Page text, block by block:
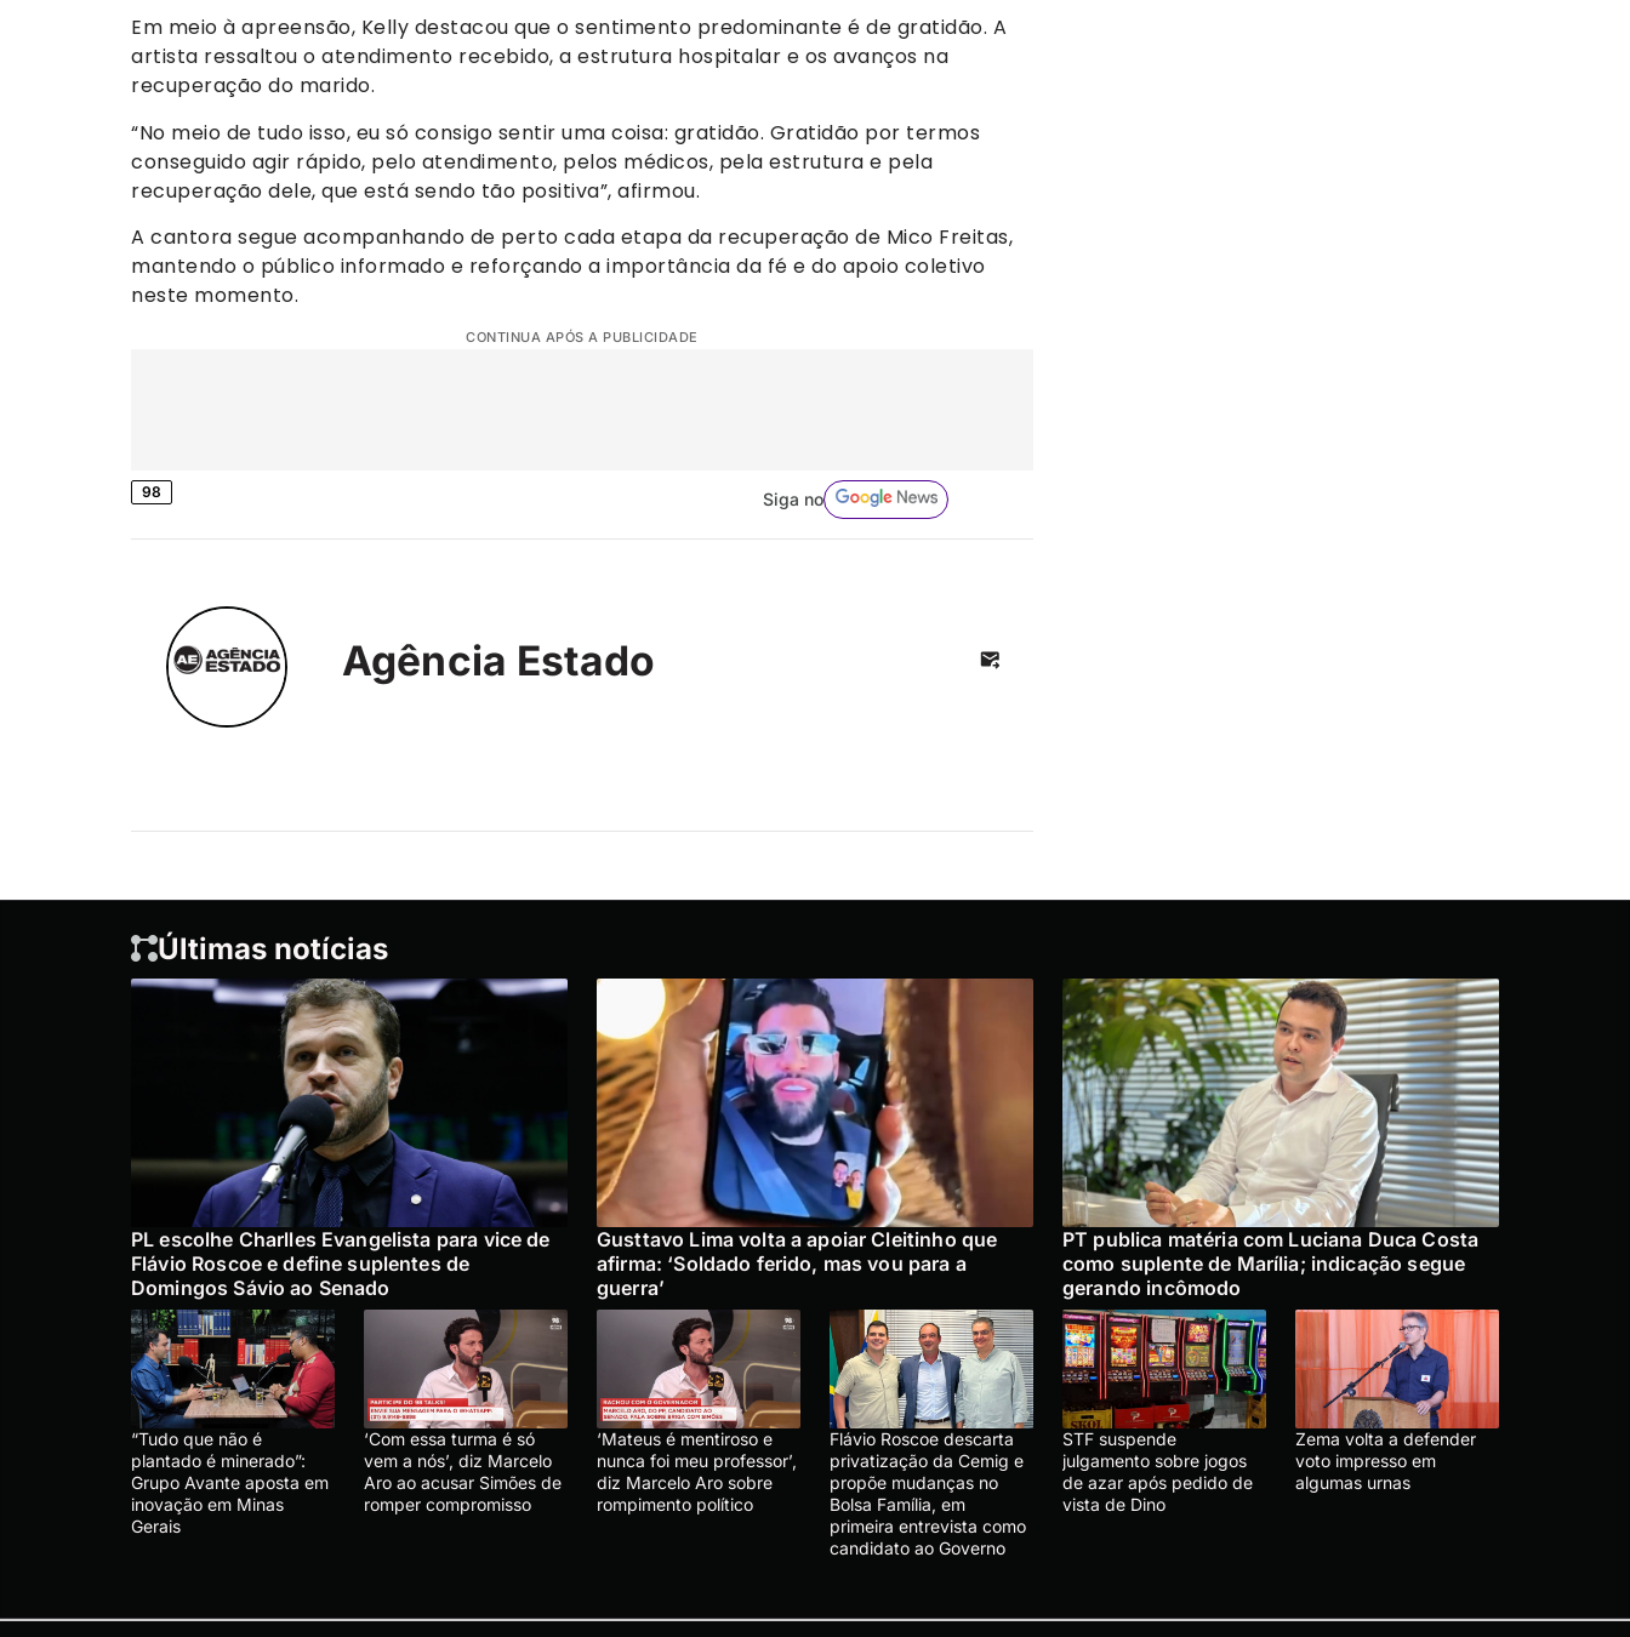
Em meio à apreensão, Kelly destacou que o sentimento predominante é de gratidão. A
artista ressaltou o atendimento recebido, a estrutura hospitalar e os avanços na
recuperação do marido.
“No meio de tudo isso, eu só consigo sentir uma coisa: gratidão. Gratidão por termos
conseguido agir rápido, pelo atendimento, pelos médicos, pela estrutura e pela
recuperação dele, que está sendo tão positiva”, afirmou.
A cantora segue acompanhando de perto cada etapa da recuperação de Mico Freitas,
mantendo o público informado e reforçando a importância da fé e do apoio coletivo
neste momento.
CONTINUA APÓS A PUBLICIDADE
98 Siga no
Agência Estado
Últimas notícias
PL escolhe Charlles Evangelista para vice de
Flávio Roscoe e define suplentes de
Domingos Sávio ao Senado
Gusttavo Lima volta a apoiar Cleitinho que
afirma: ‘Soldado ferido, mas vou para a
guerra’
PT publica matéria com Luciana Duca Costa
como suplente de Marília; indicação segue
gerando incômodo
“Tudo que não é
plantado é minerado”:
Grupo Avante aposta em
inovação em Minas
Gerais
‘Com essa turma é só
vem a nós’, diz Marcelo
Aro ao acusar Simões de
romper compromisso
‘Mateus é mentiroso e
nunca foi meu professor’,
diz Marcelo Aro sobre
rompimento político
Flávio Roscoe descarta
privatização da Cemig e
propõe mudanças no
Bolsa Família, em
primeira entrevista como
candidato ao Governo
STF suspende
julgamento sobre jogos
de azar após pedido de
vista de Dino
Zema volta a defender
voto impresso em
algumas urnas